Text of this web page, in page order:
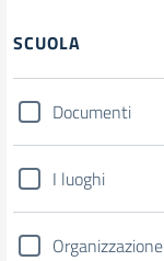
Filtri
SCUOLA
Documenti
I luoghi
Organizzazione